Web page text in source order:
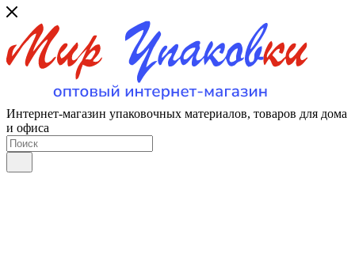
Интернет-магазин упаковочных материалов, товаров для дома
и офиса